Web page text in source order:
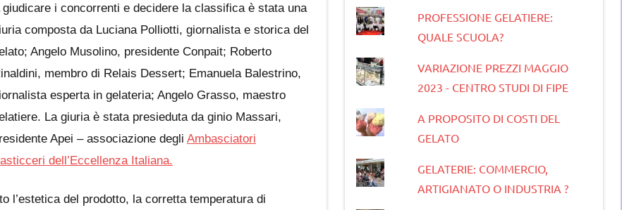
giudicare i concorrenti e decidere la classifica è stata una
composta da Luciana Polliotti, giornalista e storica del
Angelo Musolino, presidente Conpait; Roberto
membro di Relais Dessert; Emanuela Balestrino,
esperta in gelateria; Angelo Grasso, maestro
La giuria è stata presieduta da ginio Massari,
Apei – associazione degli Ambasciatori
dell’Eccellenza Italiana.
l’estetica del prodotto, la corretta temperatura di
PROFESSIONE GELATIERE:
QUALE SCUOLA?
VARIAZIONE PREZZI MAGGIO
2023 - CENTRO STUDI DI FIPE
A PROPOSITO DI COSTI DEL
GELATO
GELATERIE: COMMERCIO,
ARTIGIANATO O INDUSTRIA ?